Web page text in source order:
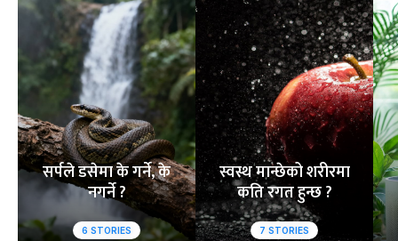
सर्पले डसेमा के गर्ने, के
नगर्ने ?
6 STORIES
स्वस्थ मान्छेको शरीरमा
कति रगत हुन्छ ?
7 STORIES